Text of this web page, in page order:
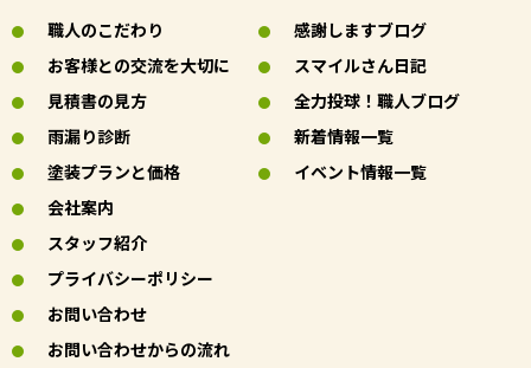
職人のこだわり
お客様との交流を大切に
見積書の見方
雨漏り診断
塗装プランと価格
感謝しますブログ
スマイルさん日記
全力投球！職人ブログ
新着情報一覧
イベント情報一覧
会社案内
スタッフ紹介
プライバシーポリシー
お問い合わせ
お問い合わせからの流れ